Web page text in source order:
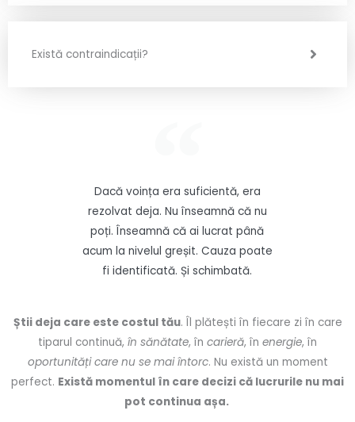
Există contraindicații?
Dacă voința era suficientă, era
rezolvat deja. Nu înseamnă că nu
poți. Înseamnă că ai lucrat până
acum la nivelul greșit. Cauza poate
fi identificată. Și schimbată.
Știi deja care este costul tău. Îl plătești în fiecare zi în care
tiparul continuă, în sănătate, în carieră, în energie, în
oportunități care nu se mai întorc. Nu există un moment
perfect. Există momentul în care decizi că lucrurile nu mai
pot continua așa.